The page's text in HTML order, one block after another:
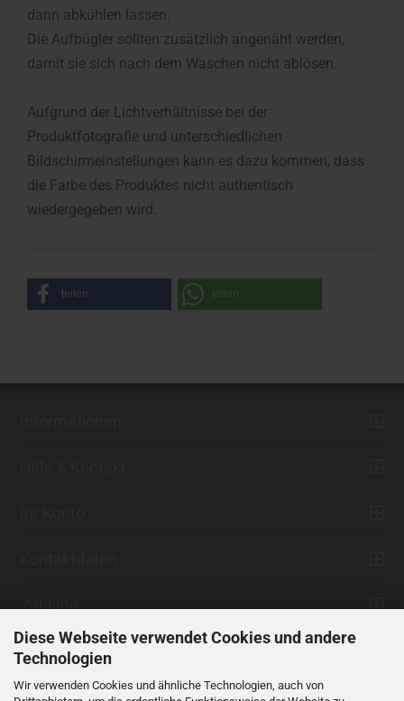
Diese Webseite verwendet Cookies und andere
Technologien
Wir verwenden Cookies und ähnliche Technologien, auch von
dann abkühlen lassen.
Die Aufbügler sollten zusätzlich angenäht werden,
damit sie sich nach dem Waschen nicht ablösen.
Aufgrund der Lichtverhältnisse bei der
Produktfotografie und unterschiedlichen
Bildschirmeinstellungen kann es dazu kommen, dass
die Farbe des Produktes nicht authentisch
wiedergegeben wird.
teilen teilen
Zahlung